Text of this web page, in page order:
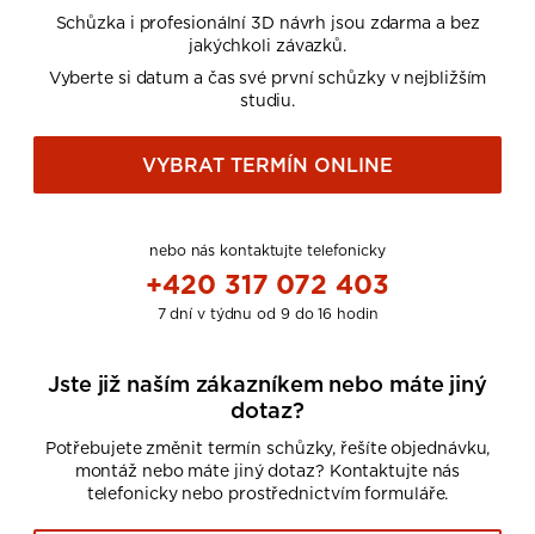
Schůzka i profesionální 3D návrh jsou zdarma a bez
jakýchkoli závazků.
Vyberte si datum a čas své první schůzky v nejbližším
studiu.
VYBRAT TERMÍN ONLINE
nebo nás kontaktujte telefonicky
+420 317 072 403
7 dní v týdnu od 9 do 16 hodin
Jste již naším zákazníkem nebo máte jiný
dotaz?
Potřebujete změnit termín schůzky, řešíte objednávku,
montáž nebo máte jiný dotaz? Kontaktujte nás
telefonicky nebo prostřednictvím formuláře.